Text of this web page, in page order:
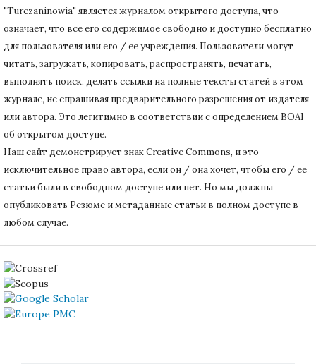
"Turczaninowia" является журналом открытого доступа, что
означает, что все его содержимое свободно и доступно бесплатно
для пользователя или его / ее учреждения. Пользователи могут
читать, загружать, копировать, распространять, печатать,
выполнять поиск, делать ссылки на полные тексты статей в этом
журнале, не спрашивая предварительного разрешения от издателя
или автора. Это легитимно в соответствии с определением BOAI
об открытом доступе.
Наш сайт демонстрирует знак Creative Commons, и это
исключительное право автора, если он / она хочет, чтобы его / ее
статьи были в свободном доступе или нет. Но мы должны
опубликовать Резюме и метаданные статьи в полном доступе в
любом случае.